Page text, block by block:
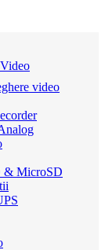
video
& MicroSD